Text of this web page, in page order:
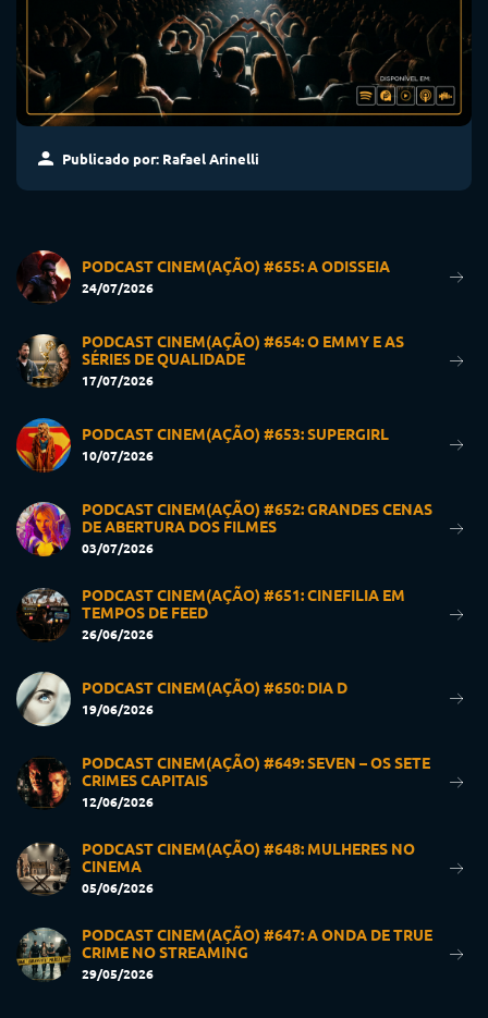
Publicado por: Rafael Arinelli
PODCAST CINEM(AÇÃO) #655: A ODISSEIA
24/07/2026
PODCAST CINEM(AÇÃO) #654: O EMMY E AS
SÉRIES DE QUALIDADE
17/07/2026
PODCAST CINEM(AÇÃO) #653: SUPERGIRL
10/07/2026
PODCAST CINEM(AÇÃO) #652: GRANDES CENAS
DE ABERTURA DOS FILMES
03/07/2026
PODCAST CINEM(AÇÃO) #651: CINEFILIA EM
TEMPOS DE FEED
26/06/2026
PODCAST CINEM(AÇÃO) #650: DIA D
19/06/2026
PODCAST CINEM(AÇÃO) #649: SEVEN – OS SETE
CRIMES CAPITAIS
12/06/2026
PODCAST CINEM(AÇÃO) #648: MULHERES NO
CINEMA
05/06/2026
PODCAST CINEM(AÇÃO) #647: A ONDA DE TRUE
CRIME NO STREAMING
29/05/2026